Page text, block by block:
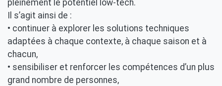
pleinement le potentiel low-tech.
Il s’agit ainsi de :
• continuer à explorer les solutions techniques
adaptées à chaque contexte, à chaque saison et à
chacun,
• sensibiliser et renforcer les compétences d’un plus
grand nombre de personnes,